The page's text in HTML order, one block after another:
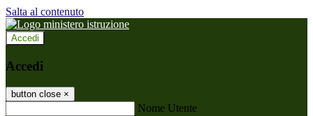
Salta al contenuto
Accedi
Accedi
button close ×
Nome Utente